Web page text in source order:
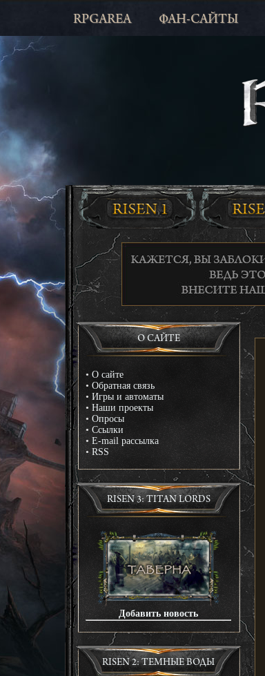
RPGAREA ФАН-САЙТЫ
О САЙТЕ
• О сайте
• Обратная связь
• Игры и автоматы
• Наши проекты
• Опросы
• Ссылки
• E-mail рассылка
• RSS
RISEN 3: TITAN LORDS
Добавить новость
RISEN 2: ТЕМНЫЕ ВОДЫ